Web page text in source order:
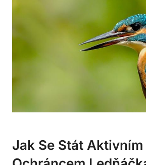
Jak Se Stát Aktivním